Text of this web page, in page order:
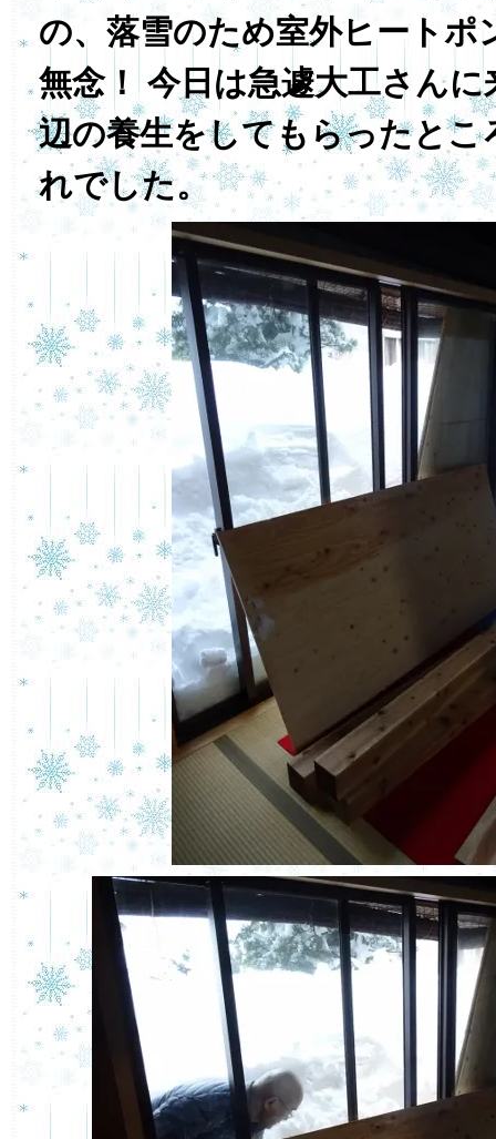
の、落雪のため室外ヒートポ
無念！ 今日は急遽大工さん
辺の養生をしてもらったとこ
れでした。